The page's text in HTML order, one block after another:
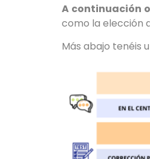
A continuación
como la elección
Más abajo tenéis